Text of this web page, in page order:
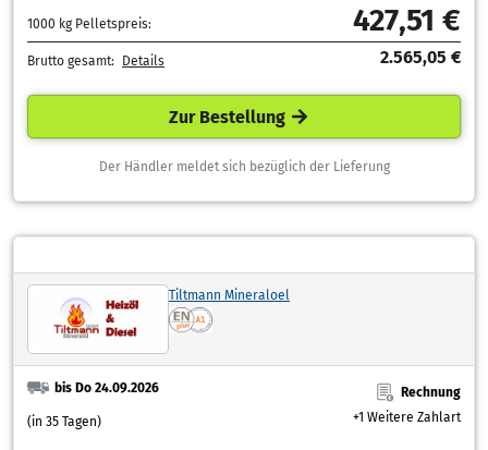
1000 kg Pelletspreis: 427,51 €
Brutto gesamt: Details 2.565,05 €
Zur Bestellung
Der Händler meldet sich bezüglich der Lieferung
Tiltmann Mineraloel
bis Do 24.09.2026
(in 35 Tagen)
Rechnung
+1 Weitere Zahlart